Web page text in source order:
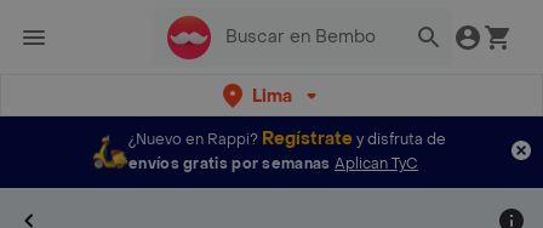
Lima
¿Nuevo en Rappi? Regístratey disfruta de
envíos gratis por semanas Aplican TyC